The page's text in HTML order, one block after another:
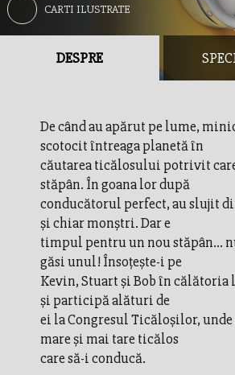
CARTI ILUSTRATE
DESPRE
De când au apărut pe lume,
scotocit întreaga planetă în
căutarea ticălosului potrivit
stăpân. În goana lor după
conducătorul perfect, au slujit
şi chiar monştri. Dar e
timpul pentru un nou stăpân...
găsi unul! Însoţeşte-i pe
Kevin, Stuart şi Bob în
şi participă alături de
ei la Congresul Ticăloşilor,
mare şi mai tare ticălos
care să-i conducă.